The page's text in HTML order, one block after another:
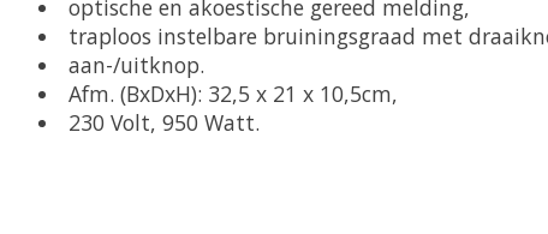
optische en akoestische gereed melding,
traploos instelbare bruiningsgraad met
aan-/uitknop.
Afm. (BxDxH): 32,5 x 21 x 10,5cm,
230 Volt, 950 Watt.